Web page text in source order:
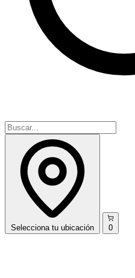
Selecciona tu ubicación 0